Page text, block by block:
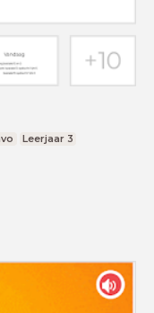
Leerjaar 3